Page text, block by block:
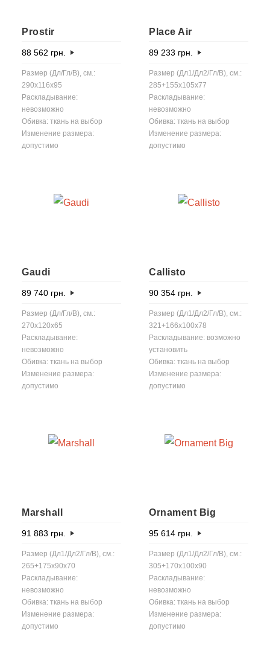
Prostir
88 562 грн.
Размер (Дл/Гл/В), см.:
290x116x95
Раскладывание:
невозможно
Обивка: ткань на выбор
Изменение размера:
допустимо
Place Air
89 233 грн.
Размер (Дл1/Дл2/Гл/В), см.:
285+155x105x77
Раскладывание:
невозможно
Обивка: ткань на выбор
Изменение размера:
допустимо
Gaudi
89 740 грн.
Размер (Дл/Гл/В), см.:
270x120x65
Раскладывание:
невозможно
Обивка: ткань на выбор
Изменение размера:
допустимо
Callisto
90 354 грн.
Размер (Дл1/Дл2/Гл/В), см.:
321+166x100x78
Раскладывание: возможно
установить
Обивка: ткань на выбор
Изменение размера:
допустимо
Marshall
91 883 грн.
Размер (Дл1/Дл2/Гл/В), см.:
265+175x90x70
Раскладывание:
невозможно
Обивка: ткань на выбор
Изменение размера:
допустимо
Ornament Big
95 614 грн.
Размер (Дл1/Дл2/Гл/В), см.:
305+170x100x90
Раскладывание:
невозможно
Обивка: ткань на выбор
Изменение размера:
допустимо